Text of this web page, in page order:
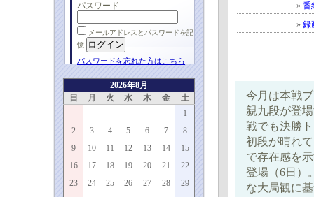
パスワード
メールアドレスとパスワードを記
憶
パスワードを忘れた方はこちら
2026年8月
日
月 火 水 木 金
土
1
2
3 4 5 6 7
8
9
10 11 12 13 14
15
16
17 18 19 20 21
22
23
24 25 26 27 28
29
» 番
» 録
今月は本戦
親九段が登
戦でも決勝
初段が晴れ
で存在感を
登場（6日）
な大局観に